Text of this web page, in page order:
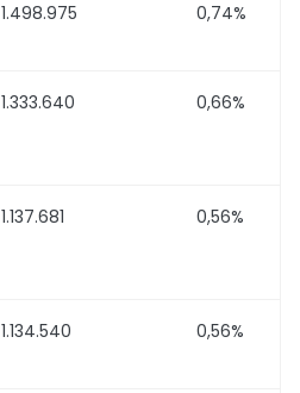
1.498.975 0,74%
1.333.640 0,66%
1.137.681 0,56%
1.134.540 0,56%